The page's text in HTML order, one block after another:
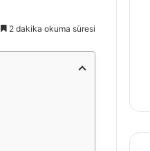
2 dakika okuma süresi